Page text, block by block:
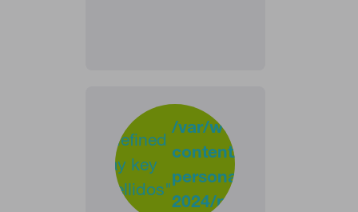
Undefined
array key
"apellidos"
/var/www/clients/
content/plugins/
personas-
2024/